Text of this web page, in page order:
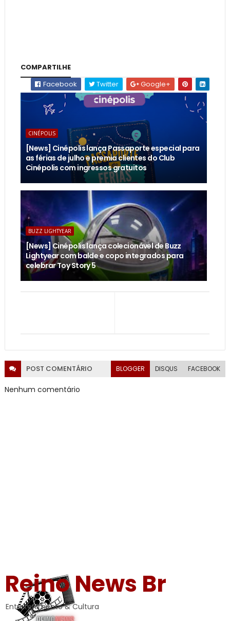
COMPARTILHE
Facebook
Twitter Google+
CINÉPOLIS
[News] Cinépolis lança Passaporte especial para
as férias de julho e premia clientes do Club
Cinépolis com ingressos gratuitos
BUZZ LIGHTYEAR
[News] Cinépolis lança colecionável de Buzz
Lightyear com balde e copo integrados para
celebrar Toy Story 5
POST COMENTÁRIO BLOGGER DISQUS FACEBOOK
Nenhum comentário
Reino News Br
Entretenimento & Cultura